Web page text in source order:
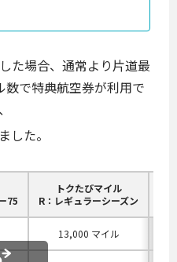
た場合、通常より片道最
で特典航空券が利用で
した。
75
トクたびマイル
R ：レギュラーシーズン
13,000 マイル